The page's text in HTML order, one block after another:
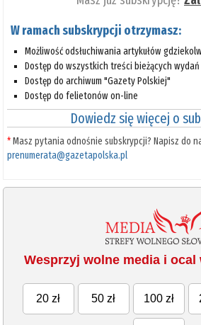
W ramach subskrypcji otrzymasz:
Możliwość odsłuchiwania artykułów
Dostęp do wszystkich treści bieżących
Dostęp do archiwum "Gazety Polskiej"
Dostęp do felietonów on-line
Dowiedz się więcej o
*Masz pytania odnośnie subskrypcji? Napisz do
prenumerata@gazetapolska.pl
Wesprzyj wolne media i ocal
20 zł 50 zł 100 zł